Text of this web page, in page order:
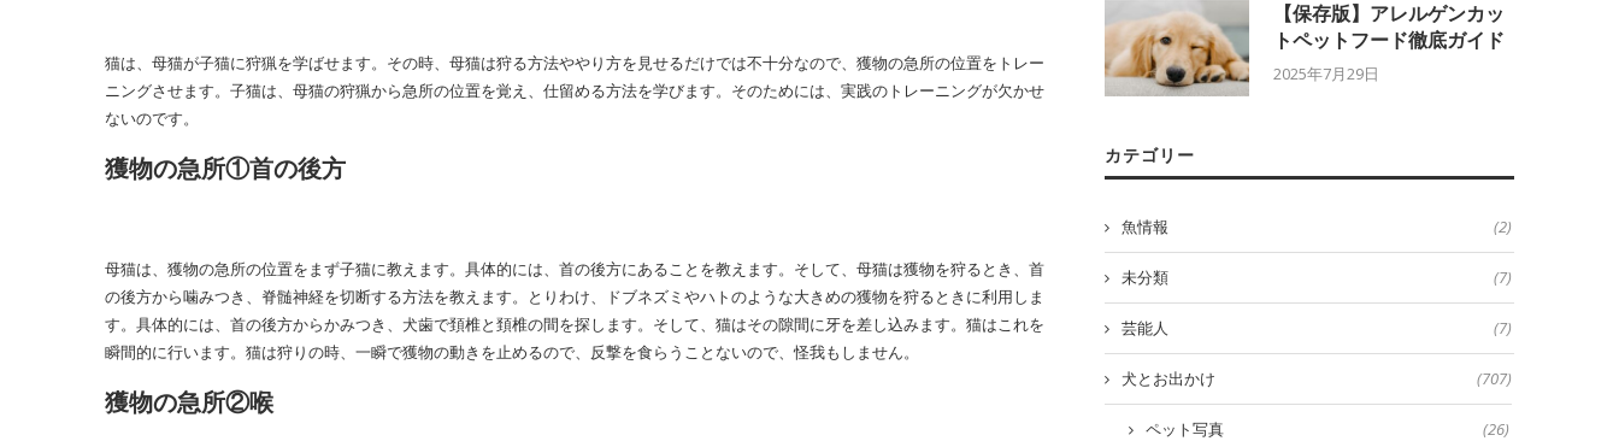
猫は、母猫が子猫に狩猟を学ばせます。その時、母猫は狩る方法ややり方を見せるだけでは不十分なので、獲物の急所の位置をトレー
ニングさせます。子猫は、母猫の狩猟から急所の位置を覚え、仕留める方法を学びます。そのためには、実践のトレーニングが欠かせ
ないのです。
獲物の急所①首の後方
母猫は、獲物の急所の位置をまず子猫に教えます。具体的には、首の後方にあることを教えます。そして、母猫は獲物を狩るとき、首
の後方から噛みつき、脊髄神経を切断する方法を教えます。とりわけ、ドブネズミやハトのような大きめの獲物を狩るときに利用しま
す。具体的には、首の後方からかみつき、犬歯で頚椎と頚椎の間を探します。そして、猫はその隙間に牙を差し込みます。猫はこれを
瞬間的に行います。猫は狩りの時、一瞬で獲物の動きを止めるので、反撃を食らうことないので、怪我もしません。
獲物の急所②喉
【保存版】アレルゲンカッ
トペットフード徹底ガイド
2025年7月29日
カテゴリー
魚情報 (2)
未分類 (7)
芸能人 (7)
犬とお出かけ (707)
ペット写真 (26)